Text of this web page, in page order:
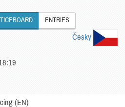
ENTRIES
Česky
(EN)